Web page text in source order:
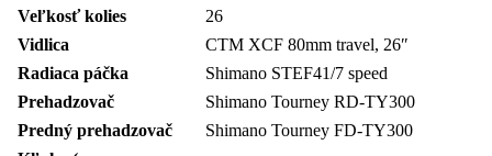
Veľkosť kolies
26
Vidlica
CTM XCF 80mm travel, 26″
Radiaca páčka
Shimano STEF41/7 speed
Prehadzovač
Shimano Tourney RD-TY300
Predný prehadzovač
Shimano Tourney FD-TY300